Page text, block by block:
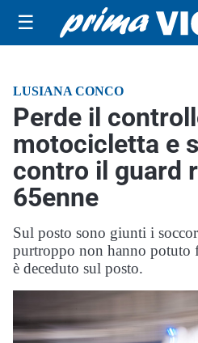
☰
LUSIANA CONCO
Perde il
motocicletta e
contro il guard
65enne
Sul posto sono giunti i
purtroppo non hanno potuto
è deceduto sul posto.